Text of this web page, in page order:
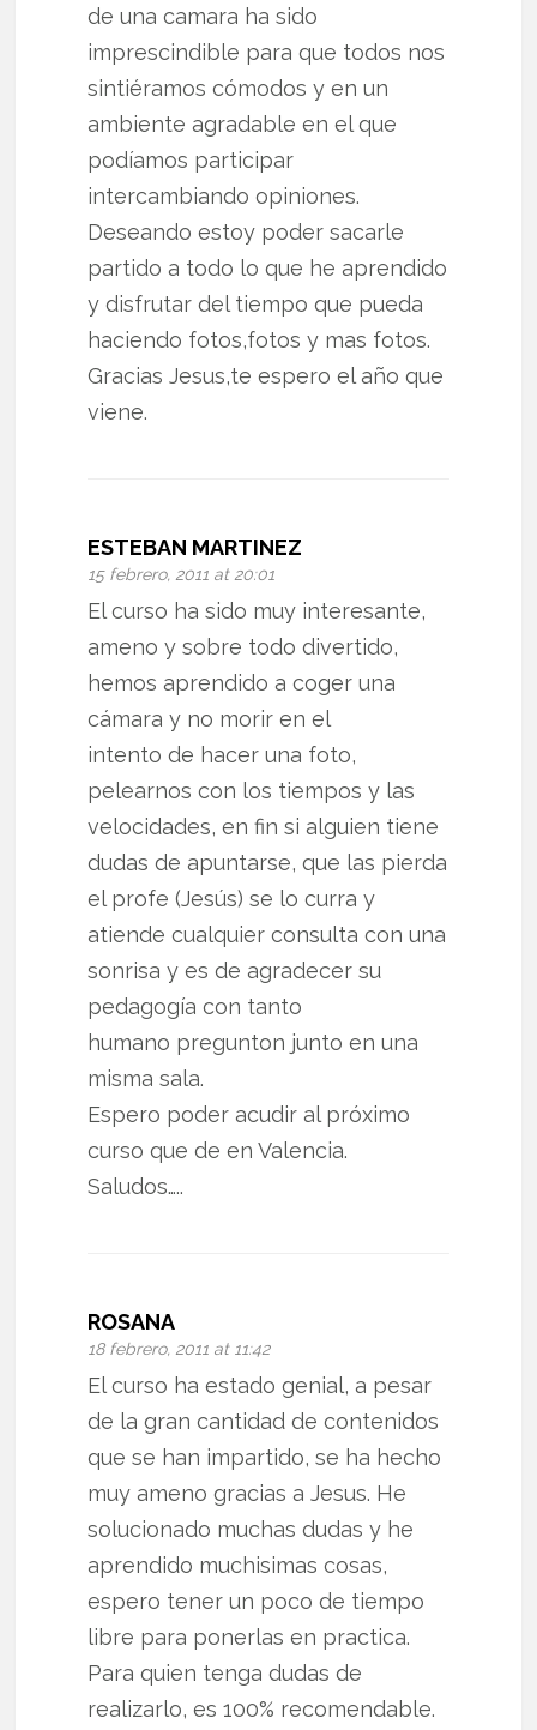
de una camara ha sido
imprescindible para que todos nos
sintiéramos cómodos y en un
ambiente agradable en el que
podíamos participar
intercambiando opiniones.
Deseando estoy poder sacarle
partido a todo lo que he aprendido
y disfrutar del tiempo que pueda
haciendo fotos,fotos y mas fotos.
Gracias Jesus,te espero el año que
viene.
ESTEBAN MARTINEZ
15 febrero, 2011 at 20:01
El curso ha sido muy interesante,
ameno y sobre todo divertido,
hemos aprendido a coger una
cámara y no morir en el
intento de hacer una foto,
pelearnos con los tiempos y las
velocidades, en fin si alguien tiene
dudas de apuntarse, que las pierda
el profe (Jesús) se lo curra y
atiende cualquier consulta con una
sonrisa y es de agradecer su
pedagogía con tanto
humano pregunton junto en una
misma sala.
Espero poder acudir al próximo
curso que de en Valencia.
Saludos…..
ROSANA
18 febrero, 2011 at 11:42
El curso ha estado genial, a pesar
de la gran cantidad de contenidos
que se han impartido, se ha hecho
muy ameno gracias a Jesus. He
solucionado muchas dudas y he
aprendido muchisimas cosas,
espero tener un poco de tiempo
libre para ponerlas en practica.
Para quien tenga dudas de
realizarlo, es 100% recomendable.